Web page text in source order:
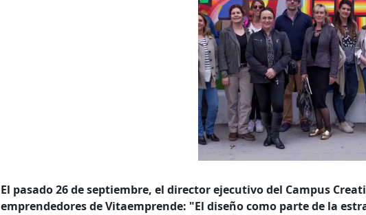
El pasado 26 de septiembre, el director ejecutivo del Campus
emprendedores de Vitaemprende: "El diseño como parte de la
Búsqueda Avanzada